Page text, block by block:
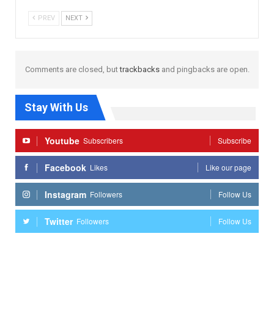
PREV NEXT
Comments are closed, buttrackbacksand pingbacks are open.
Stay With Us
Youtube Subscribers Subscribe
Facebook Likes Like our page
Instagram Followers Follow Us
Twitter Followers Follow Us